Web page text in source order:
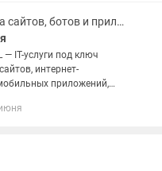
Разработка сайтов, ботов и приложений
— IT-услуги под ключ
интернет-
приложений,